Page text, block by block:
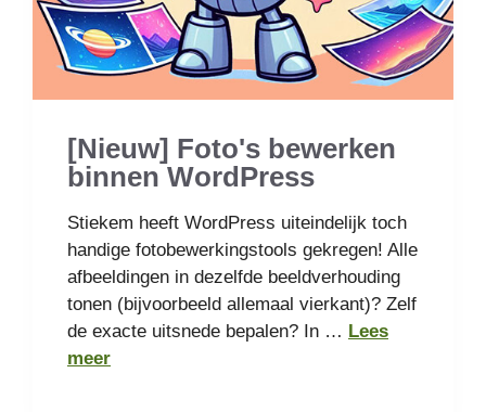
[Nieuw] Foto's bewerken
binnen WordPress
Stiekem heeft WordPress uiteindelijk toch
handige fotobewerkingstools gekregen! Alle
afbeeldingen in dezelfde beeldverhouding
tonen (bijvoorbeeld allemaal vierkant)? Zelf
de exacte uitsnede bepalen? In … Lees
meer